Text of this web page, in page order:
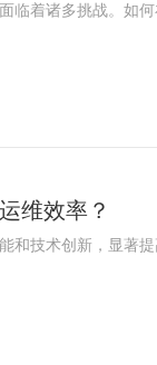
临着诸多挑战。如
维效率？
和技术创新，显著